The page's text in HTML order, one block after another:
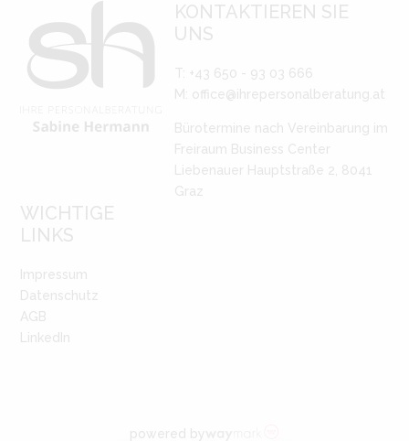
KONTAKTIEREN SIE
UNS
T: +43 650 - 93 03 666
M: office@ihrepersonalberatung.at
Bürotermine nach Vereinbarung im
Freiraum Business Center
Liebenauer Hauptstraße 2, 8041
Graz
WICHTIGE
LINKS
Impressum
Datenschutz
AGB
LinkedIn
powered by